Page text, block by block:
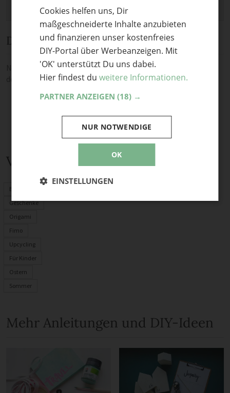
Diskussion
Noch keine Kommentare — sei die Erste oder der Erste und teile
deine Meinung.
Verwandte Themen
Basteln mit Kindern
Geschenke
Origami
Fimo
Upcycling
Für Kinder
Ostern
Sommer
Mehr Anleitungen und DIY-Ideen
Cookies helfen uns, Dir
maßgeschneiderte Inhalte anzubieten
und finanzieren unser kostenfreies
DIY-Portal über Werbeanzeigen. Mit
'OK' unterstützt Du uns dabei.
Hier findest du weitere Informationen.
PARTNER ANZEIGEN (18) →
OK
NUR NOTWENDIGE
EINSTELLUNGEN